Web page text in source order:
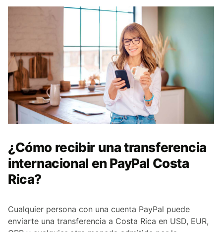
¿Cómo recibir una transferencia
internacional en PayPal Costa
Rica?
Cualquier persona con una cuenta PayPal puede
enviarte una transferencia a Costa Rica en USD, EUR,